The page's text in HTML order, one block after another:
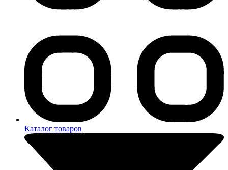
Каталог товаров